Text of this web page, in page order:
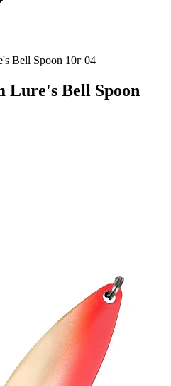
Bell Spoon 10г 04
Lure's Bell Spoon